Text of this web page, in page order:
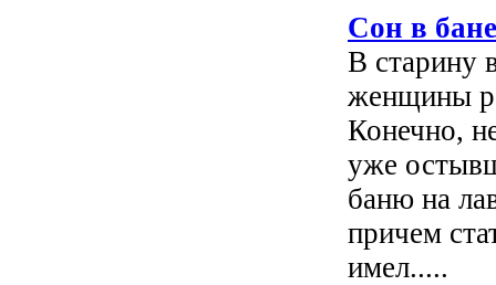
Сон в
В старину
женщины
Конечно,
уже
баню на
причем
имел.....